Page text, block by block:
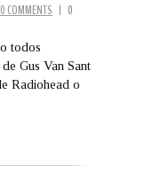
0 COMMENTS | 0
todos
Gus Van Sant
Radiohead o